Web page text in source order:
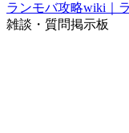
ランモバ攻略wiki｜
雑談・質問掲示板